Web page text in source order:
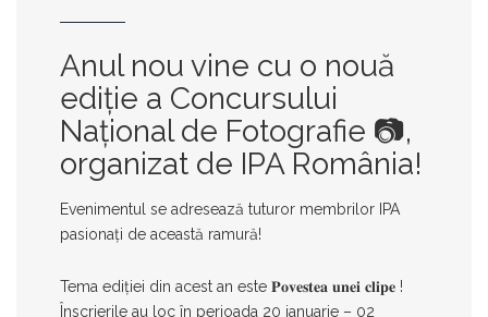
Anul nou vine cu o nouă
ediție a Concursului
Național de Fotografie 📷,
organizat de IPA România!
Evenimentul se adresează tuturor membrilor IPA
pasionați de această ramură!
Tema ediției din acest an este 𝐏𝐨𝐯𝐞𝐬𝐭𝐞𝐚 𝐮𝐧𝐞𝐢 𝐜𝐥𝐢𝐩𝐞 !
Înscrierile au loc în perioada 20 ianuarie – 02